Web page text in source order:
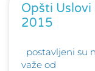
Opšti Uslovi
2015
postavljeni su
važe od